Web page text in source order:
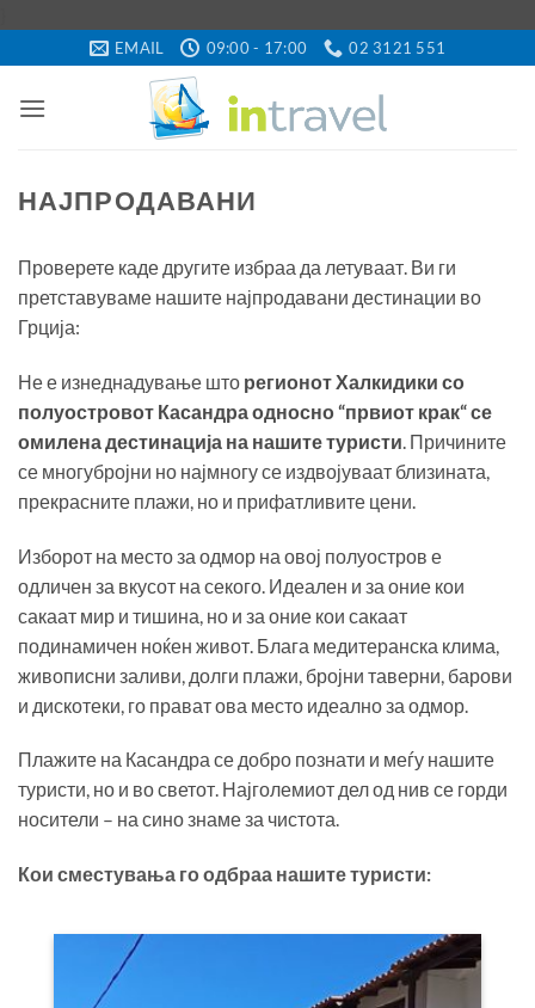
content
EMAIL 09:00 - 17:00 02 3121 551
НАЈПРОДАВАНИ
Проверете каде другите избраа да летуваат. Ви ги
претставуваме нашите најпродавани дестинации во
Грција:
Не е изнеднадување што регионот Халкидики со
полуостровот Касандра односно “првиот крак“ се
омилена дестинација на нашите туристи . Причините
се многубројни но најмногу се издвојуваат близината,
прекрасните плажи, но и прифатливите цени.
Изборот на место за одмор на овој полуостров е
одличен за вкусот на секого. Идеален и за оние кои
сакаат мир и тишина, но и за оние кои сакаат
подинамичен ноќен живот. Блага медитеранска клима,
живописни заливи, долги плажи, бројни таверни, барови
и дискотеки, го прават ова место идеално за одмор.
Плажите на Касандра се добро познати и меѓу нашите
туристи, но и во светот. Најголемиот дел од нив се горди
носители – на сино знаме за чистота.
Кои сместувања го одбраа нашите туристи: